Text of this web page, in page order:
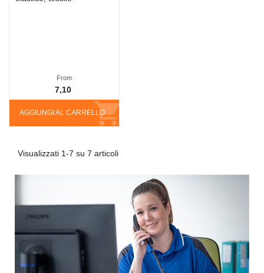
AGGIUNGI AL CARRELLO
From
7,10
Visualizzati 1-7 su 7 articoli